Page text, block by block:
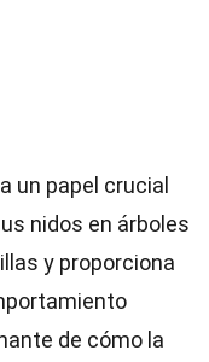
un papel crucial
nidos en árboles
y proporciona
de cómo la